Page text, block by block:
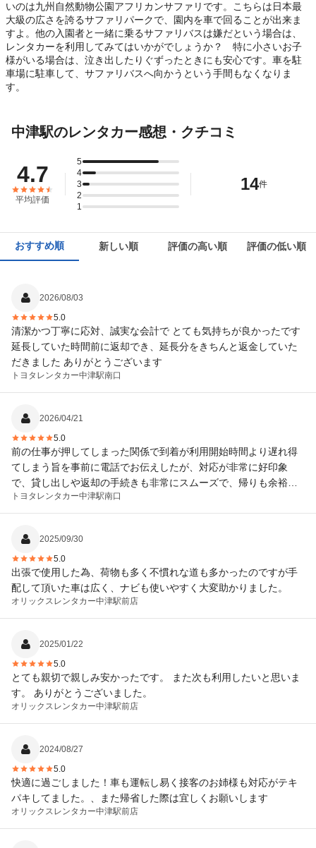
いのは九州自然動物公園アフリカンサファリです。こちらは日本最
大級の広さを誇るサファリパークで、園内を車で回ることが出来ま
すよ。他の入園者と一緒に乗るサファリバスは嫌だという場合は、
レンタカーを利用してみてはいかがでしょうか？ 特に小さいお子
様がいる場合は、泣き出したりぐずったときにも安心です。車を駐
車場に駐車して、サファリバスへ向かうという手間もなくなりま
す。
中津駅のレンタカー感想・クチコミ
4.7
平均評価
5
4
3
2
1
14件
おすすめ順 新しい順 評価の高い順 評価の低い順
2026/08/03
5.0
清潔かつ丁寧に応対、誠実な会計で とても気持ちが良かったです
延長していた時間前に返却でき、延長分をきちんと返金していた
だきました ありがとうございます
トヨタレンタカー中津駅南口
2026/04/21
5.0
前の仕事が押してしまった関係で到着が利用開始時間より遅れ得
てしまう旨を事前に電話でお伝えしたが、対応が非常に好印象
で、貸し出しや返却の手続きも非常にスムーズで、帰りも余裕を
もって予定していた電車に乗る事が出来ました。車も綺麗で文句
なしです。
トヨタレンタカー中津駅南口
2025/09/30
5.0
出張で使用した為、荷物も多く不慣れな道も多かったのですが手
配して頂いた車は広く、ナビも使いやすく大変助かりました。
オリックスレンタカー中津駅前店
2025/01/22
5.0
とても親切で親しみ安かったです。 また次も利用したいと思いま
す。 ありがとうございました。
オリックスレンタカー中津駅前店
2024/08/27
5.0
快適に過ごしました！車も運転し易く接客のお姉様も対応がテキ
パキしてました。、また帰省した際は宜しくお願いします
オリックスレンタカー中津駅前店